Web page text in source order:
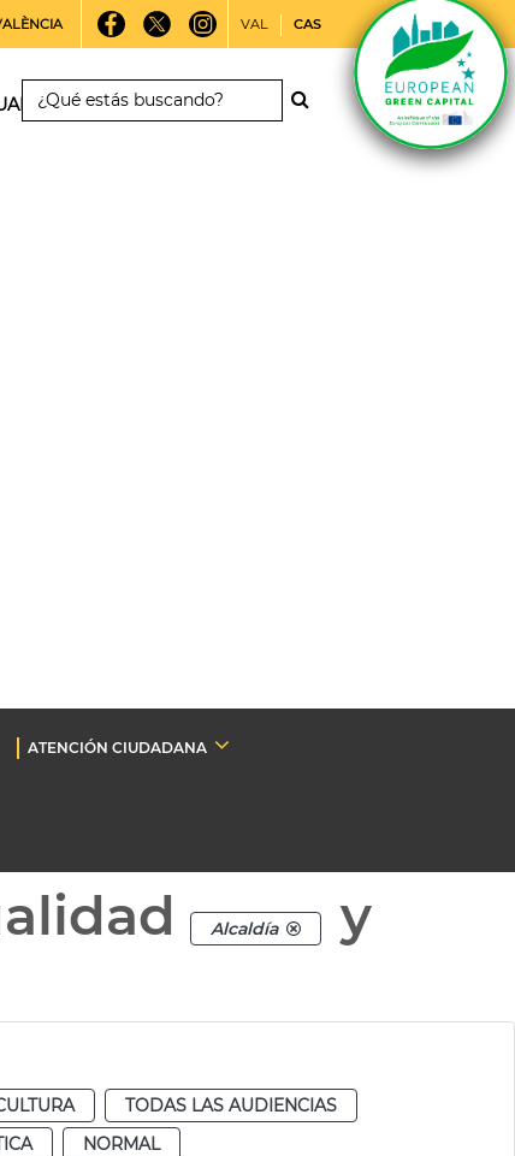
VAL CAS
ATENCIÓN CIUDADANA
Alcaldía
y
TODAS LAS AUDIENCIAS
NORMAL